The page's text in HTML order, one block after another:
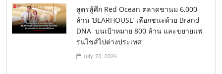
สูตรสู้ศึก Red Ocean ตลาดชานม 6,000
ล้าน ‘BEARHOUSE’ เลือกชนะด้วย Brand
DNA บนเป้าหมาย 800 ล้าน และขยายแฟ
รนไชส์ไปต่างประเทศ
July 23, 2026